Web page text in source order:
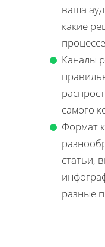
ваша
какие
Каналы
самого
Формат
статьи,
разные